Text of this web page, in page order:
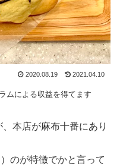
2020.08.19 2021.04.10
ムによる収益を得てます
本店が麻布十番にあり
のが特徴でかと言って